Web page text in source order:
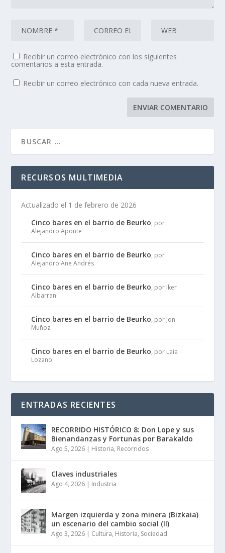
Recibir un correo electrónico con los siguientes
comentarios a esta entrada.
Recibir un correo electrónico con cada nueva entrada.
RECURSOS MULTIMEDIA
Actualizado el 1 de febrero de 2026
Cinco bares en el barrio de Beurko, por
Alejandro Aponte
Cinco bares en el barrio de Beurko, por
Alejandro Ane Andrés
Cinco bares en el barrio de Beurko, por Iker
Albarran
Cinco bares en el barrio de Beurko, por Jon
Muñoz
Cinco bares en el barrio de Beurko, por Laia
Lozano
ENTRADAS RECIENTES
RECORRIDO HISTÓRICO 8: Don Lope y sus
Bienandanzas y Fortunas por Barakaldo
Ago 5, 2026 | Historia, Recorridos
Claves industriales
Ago 4, 2026 | Industria
Margen izquierda y zona minera (Bizkaia)
un escenario del cambio social (II)
Ago 3, 2026 | Cultura, Historia, Sociedad